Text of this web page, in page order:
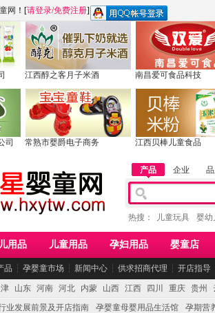
网 ！[请登录/免费注册]
江西醇之客月子米酒 南昌爱可食品科技
司 常熟市婴爵电子商务 江西贝棒儿童食品
产品 企业
热搜： 儿童玩具 婴幼
用品 儿童用品 孕妇用品 婴童店
品 ┆ 孕婴童市场 ┆ 新闻中心 ┆ 供求招商代理 ┆ 开店指导
山东 河南 河北 内蒙 山西 江西 四川 重庆 贵州
业发展前景及开店指南 孕婴童母婴用品生活馆 孕期营